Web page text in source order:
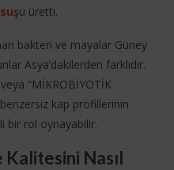
suşu üretti.
bakteri ve mayalar Güney
Asya’dakilerden farklıdır.
“MİKROBİYOTİK
kap profillerinin
bir rol oynayabilir.
Nasıl